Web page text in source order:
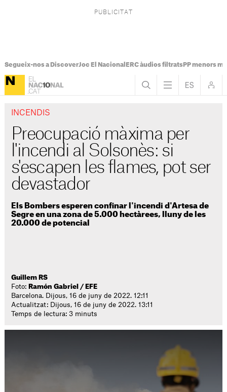
Segueix-nos a DiscoverJoc El Nacional ERC àudios filtratsPP menors
INCENDIS
Preocupació màxima per
l'incendi al Solsonès: si
s'escapen les flames, pot ser
devastador
Els Bombers esperen confinar l'incendi d'Artesa de
Segre en una zona de 5.000 hectàrees, lluny de les
20.000 de potencial
Guillem RS
Foto: Ramón Gabriel / EFE
Barcelona. Dijous, 16 de juny de 2022. 12:11
Actualitzat: Dijous, 16 de juny de 2022. 13:11
Temps de lectura: 3 minuts